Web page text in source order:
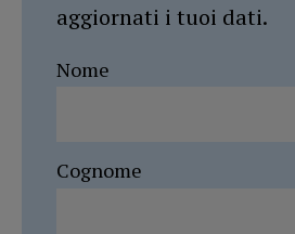
aggiornati i tuoi dati.
Nome
Cognome